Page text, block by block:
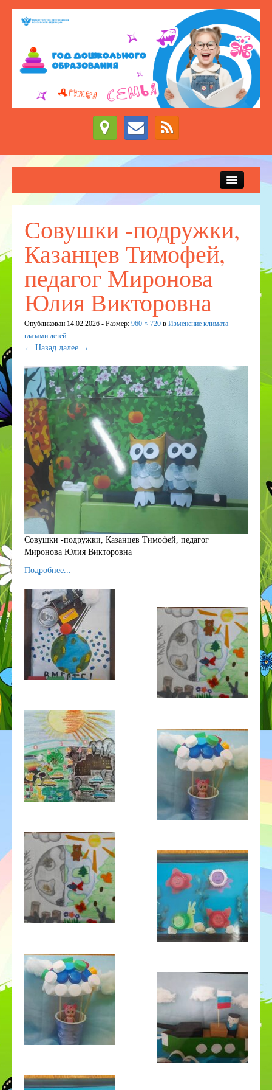
Новости
Приём детей в детский сад
ДЕЖУРНЫЕ ГРУППЫ
ПДДТТ
Странички педагогов
Дистанционное образование
КОРРЕКЦИОННОЕ И ИНКЛЮЗИВНОЕ
Приём в 1 класс
Дополнительное образование
ВСОКО
Организация питания в СП
Наставничество
Космос
День эколят
ГОД ДОШКОЛЬНОГО ОБРАЗОВАНИЯ
Совушки -подружки,
Казанцев Тимофей,
педагог Миронова
Юлия Викторовна
Опубликован 14.02.2026 - Размер: 960 × 720 в Изменение климата
глазами детей
← Назад далее →
Совушки -подружки, Казанцев Тимофей, педагог
Миронова Юлия Викторовна
Подробнее...